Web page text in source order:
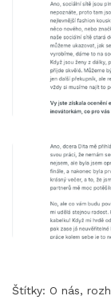
Štítky: O nás,